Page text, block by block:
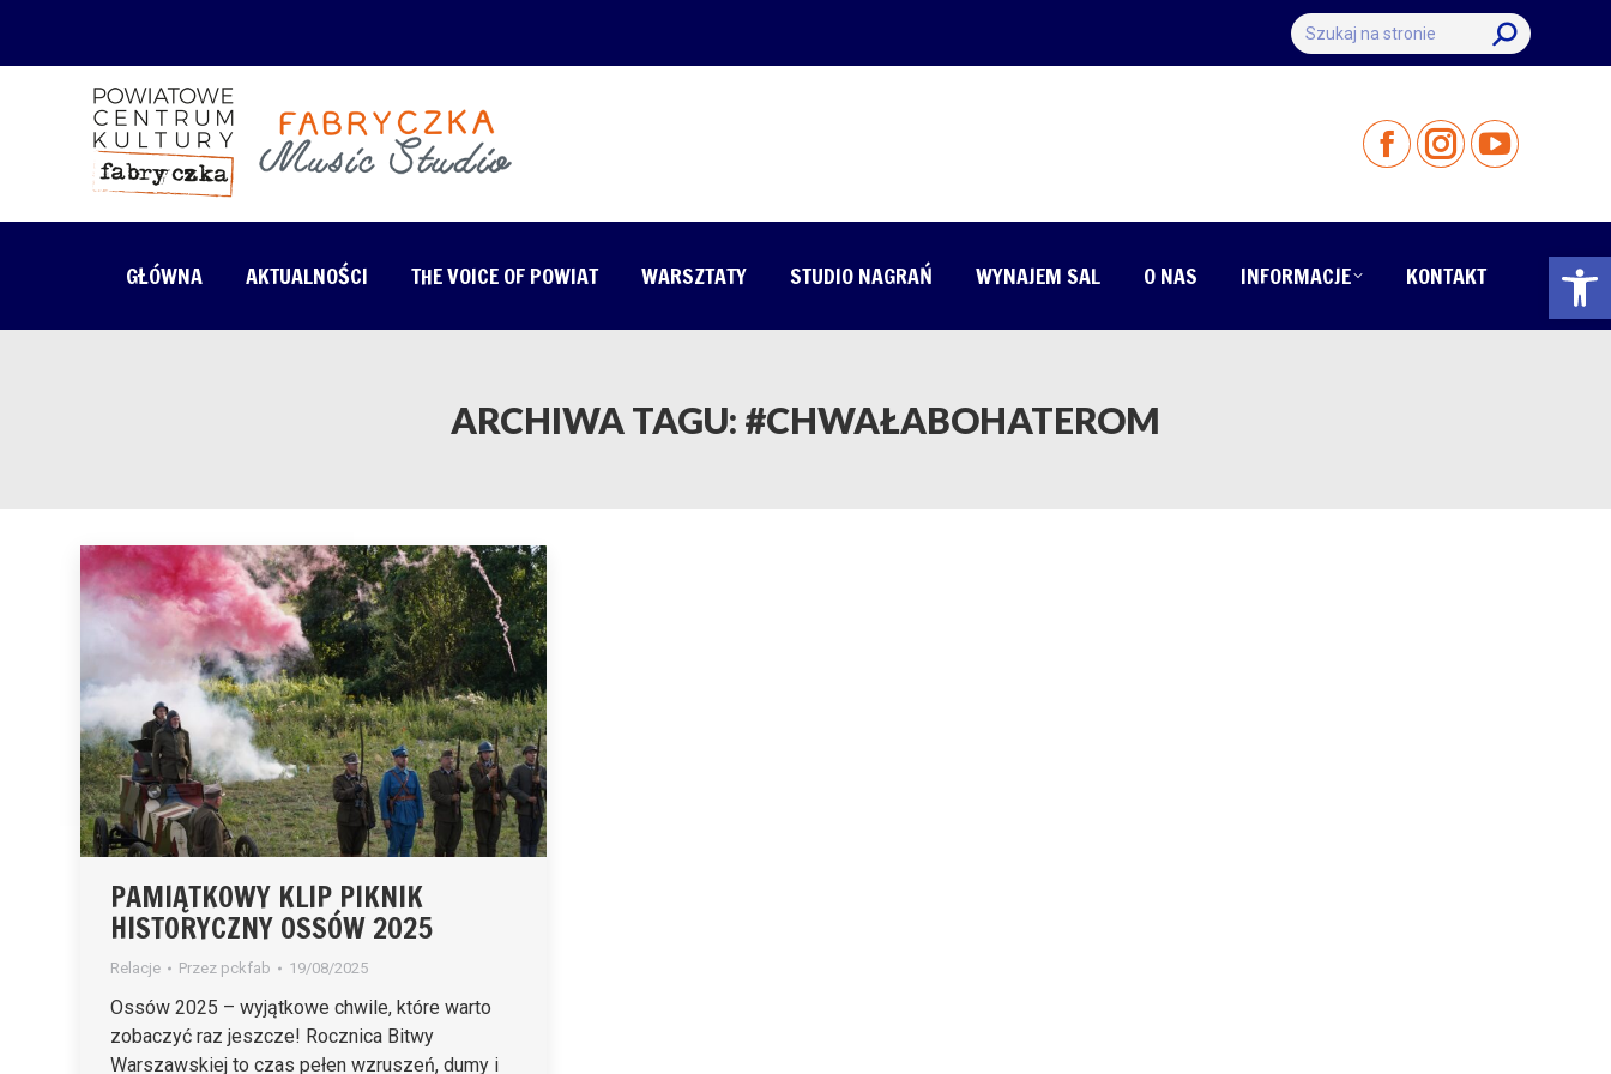
Szukaj:
GŁÓWNA AKTUALNOŚCI THE VOICE OF POWIAT WARSZTATY STUDIO NAGRAŃ WYNAJEM SAL O NAS INFORMACJE KONTAKT
ARCHIWA TAGU: #CHWAŁABOHATEROM
PAMIĄTKOWY KLIP PIKNIK
HISTORYCZNY OSSÓW 2025
Relacje Przez pckfab 19/08/2025
Ossów 2025 – wyjątkowe chwile, które warto
zobaczyć raz jeszcze! Rocznica Bitwy
Warszawskiej to czas pełen wzruszeń, dumy i